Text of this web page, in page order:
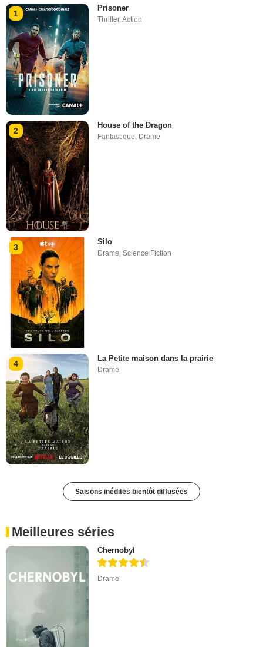
1
Prisoner
Thriller,Action
2
House of the Dragon
Fantastique Drame
3
Silo
Drame,Science Fiction
4
La Petite maison dans la prairie
Drame
Saisons inédites bientôt diffusées
Meilleures séries
Chernobyl
Drame